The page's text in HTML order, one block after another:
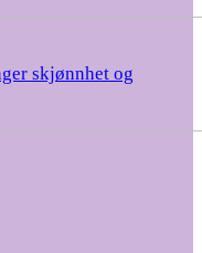
skjønnhet og